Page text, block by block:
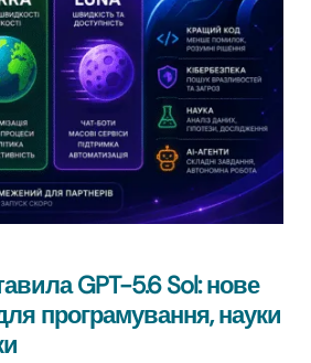
GPT-5.6 Sol: нове
програмування, науки